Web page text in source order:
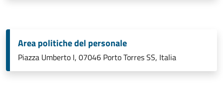
Area politiche del personale
Piazza Umberto I, 07046 Porto Torres SS, Italia